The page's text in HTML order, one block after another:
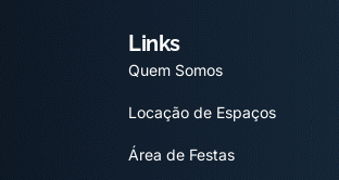
Links
Quem Somos
Locação de Espaços
Área de Festas